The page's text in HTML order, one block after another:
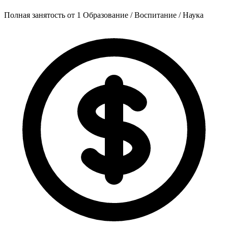
Полная занятость от 1 Образование / Воспитание / Наука